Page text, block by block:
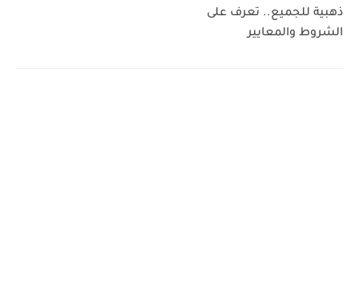
ذهبية للجميع.. تعرف على
الشروط والمعايير